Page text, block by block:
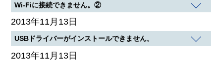
Wi-Fiに接続できません。②
2013年11月13日
USBドライバーがインストールできません。
2013年11月13日